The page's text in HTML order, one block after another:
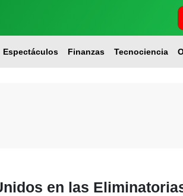
Espectáculos Finanzas Tecnociencia
en las